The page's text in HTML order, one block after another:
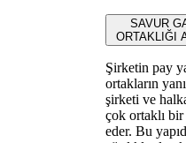
SAVUR
ORTAKLIĞI
Şirketin pay
ortakların
şirketi ve
çok ortaklı
eder. Bu